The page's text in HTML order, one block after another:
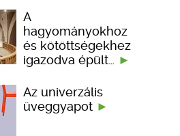
A
hagyományokhoz
és kötöttségekhez
igazodva épült…
Az univerzális
üveggyapot